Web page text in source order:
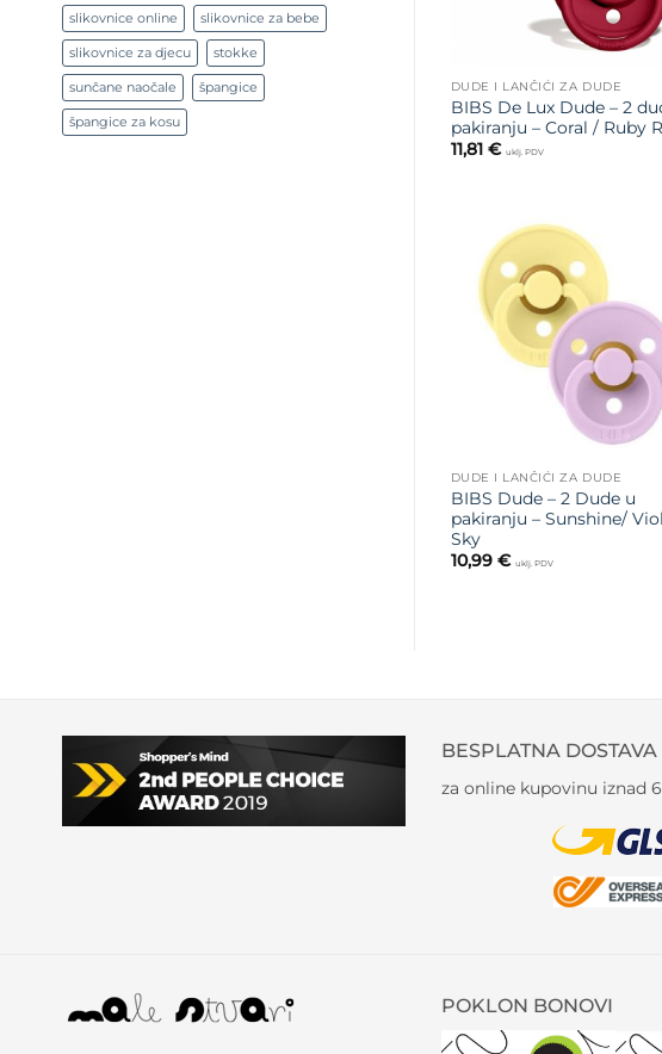
slikovnice online slikovnice za bebe
slikovnice za djecu stokke
sunčane naočale špangice
špangice za kosu
DUDE I LANČIĆI ZA DUDE
BIBS De Lux Dude – 2
pakiranju – Coral / Ruby
11,81 € uklj. PDV
DUDE I LANČIĆI ZA DUDE
BIBS Dude – 2 Dude u
pakiranju – Sunshine/
Sky
10,99 € uklj. PDV
BESPLATNA DOSTAVA
za online kupovinu iznad
POKLON BONOVI